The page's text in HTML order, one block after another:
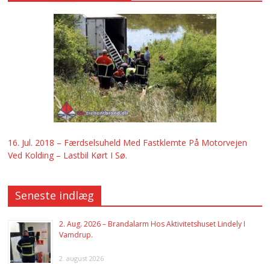
16. Jul. 2018 – Færdselsuheld Med Fastklemte På Motorvejen
Ved Kolding – Lastbil Kørt I Sø.
Seneste indlæg
2. Aug. 2026 – Brandalarm Hos Aktivitetshuset Lindely I
Vamdrup.
2. august 2026